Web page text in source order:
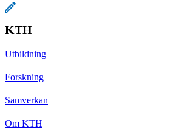
KTH
Utbildning
Forskning
Samverkan
Om KTH